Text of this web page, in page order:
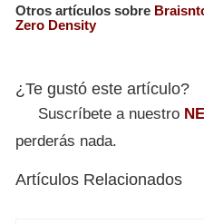
Otros artículos sobre
Zero Density
¿Te gustó este artículo?
Suscríbete a nuestro
perderás nada.
Artículos Relacionados